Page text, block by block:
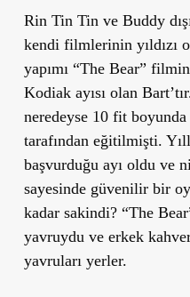
Rin Tin Tin ve Buddy
kendi filmlerinin yıldızı
yapımı “The Bear”
Kodiak ayısı olan
neredeyse 10 fit
tarafından eğitilmişti.
başvurduğu ayı oldu ve
sayesinde güvenilir bir
kadar sakindi? “The
yavruydu ve erkek
yavruları yerler.